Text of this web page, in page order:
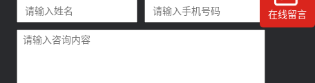
在线留言